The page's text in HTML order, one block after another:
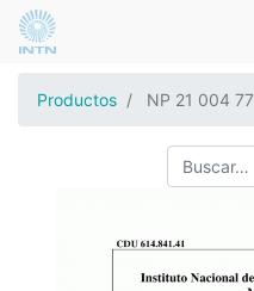
Productos NP 21 004 77